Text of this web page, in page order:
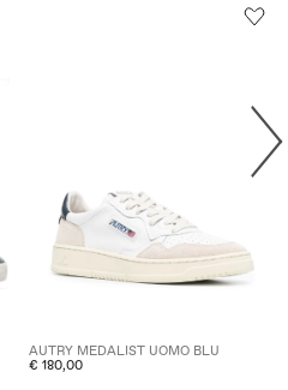
AUTRY MEDALIST UOMO BLU
€ 180,00